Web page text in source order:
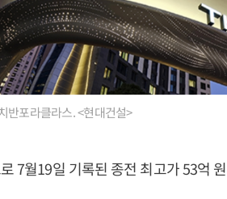
포라클라스. <현대건설>
7월19일 기록된 종전 최고가 53억